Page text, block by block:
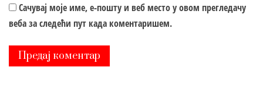
Сачувај моје име, е-пошту и веб место у овом прегледачу
веба за следећи пут када коментаришем.